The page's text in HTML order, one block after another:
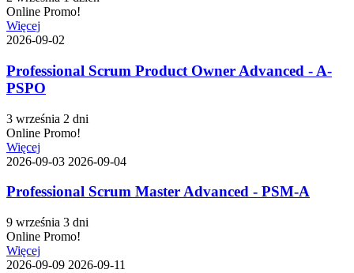
Online Promo!
Więcej
2026-09-02
Professional Scrum Product Owner Advanced - A-
PSPO
3 września 2 dni
Online Promo!
Więcej
2026-09-03 2026-09-04
Professional Scrum Master Advanced - PSM-A
9 września 3 dni
Online Promo!
Więcej
2026-09-09 2026-09-11